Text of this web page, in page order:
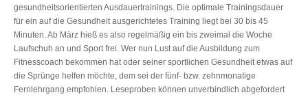
gesundheitsorientierten Ausdauertrainings. Die optimale Trainingsdauer
für ein auf die Gesundheit ausgerichtetes Training liegt bei 30 bis 45
Minuten. Ab März hieß es also regelmäßig ein bis zweimal die Woche
Laufschuh an und Sport frei. Wer nun Lust auf die Ausbildung zum
Fitnesscoach bekommen hat oder seiner sportlichen Gesundheit etwas auf
die Sprünge helfen möchte, dem sei der fünf- bzw. zehnmonatige
Fernlehrgang empfohlen. Leseproben können unverbindlich abgefordert